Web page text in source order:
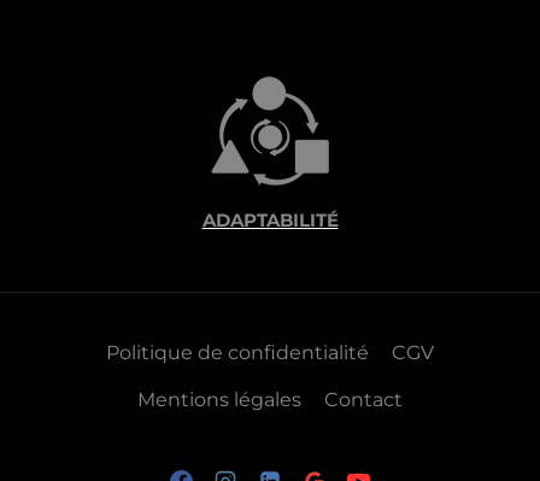
ADAPTABILITÉ
Politique de confidentialité CGV
Mentions légales Contact